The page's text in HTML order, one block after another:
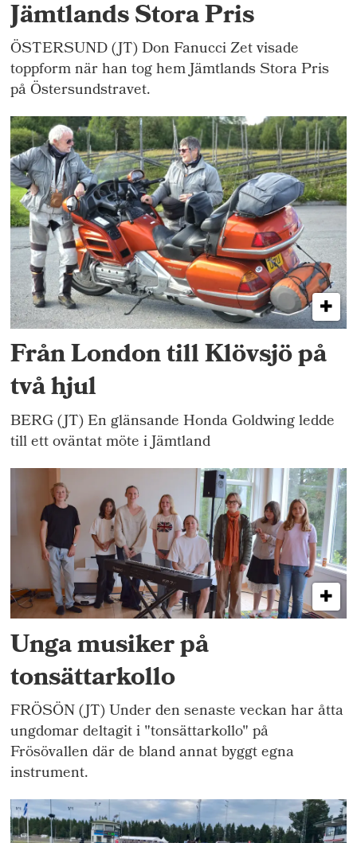
Jämtlands Stora Pris
ÖSTERSUND (JT) Don Fanucci Zet visade
toppform när han tog hem Jämtlands Stora Pris
på Östersundstravet.
Från London till Klövsjö på
två hjul
BERG (JT) En glänsande Honda Goldwing ledde
till ett oväntat möte i Jämtland
Unga musiker på
tonsättarkollo
FRÖSÖN (JT) Under den senaste veckan har åtta
ungdomar deltagit i "tonsättarkollo" på
Frösövallen där de bland annat byggt egna
instrument.